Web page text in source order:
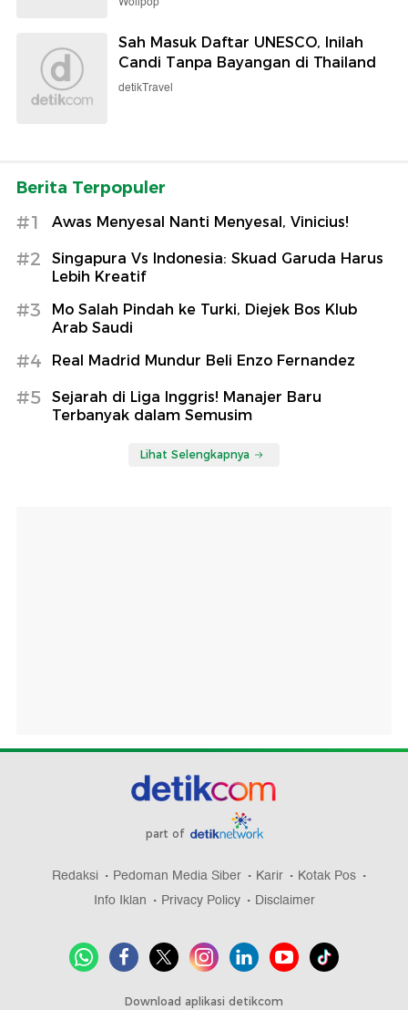
Sah Masuk Daftar UNESCO, Inilah
Candi Tanpa Bayangan di Thailand
detikTravel
Berita Terpopuler
#1 Awas Menyesal Nanti Menyesal, Vinicius!
#2
Singapura Vs Indonesia: Skuad Garuda Harus
Lebih Kreatif
#3
Mo Salah Pindah ke Turki, Diejek Bos Klub
Arab Saudi
#4 Real Madrid Mundur Beli Enzo Fernandez
#5
Sejarah di Liga Inggris! Manajer Baru
Terbanyak dalam Semusim
Lihat Selengkapnya
part of
Redaksi Pedoman Media Siber Karir
Kotak Pos
Info Iklan
Privacy Policy Disclaimer
Download aplikasi detikcom